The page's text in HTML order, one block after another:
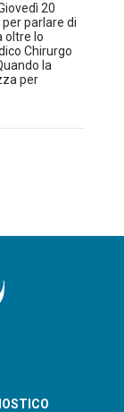
20
parlare di
oltre lo
Chirurgo
la
per